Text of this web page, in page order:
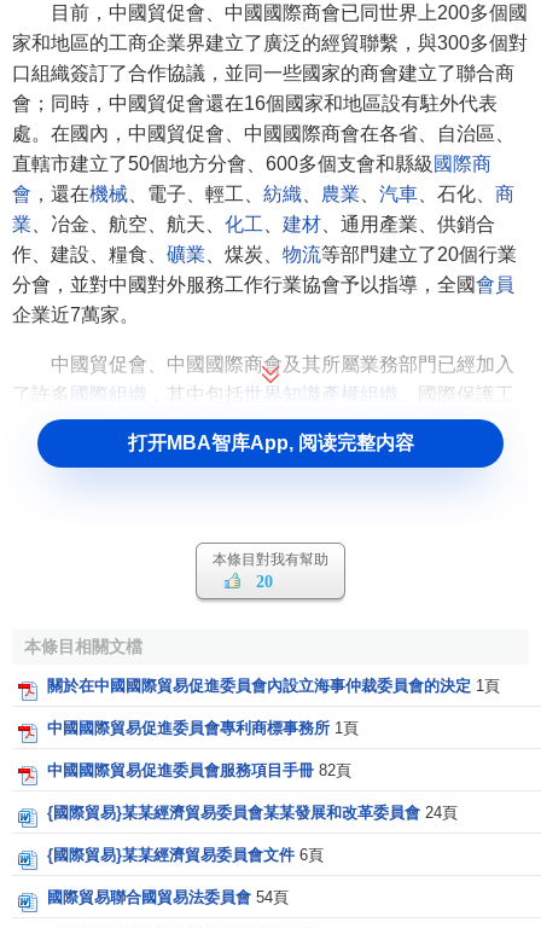
目前，中國貿促會、中國國際商會已同世界上200多個國
家和地區的工商企業界建立了廣泛的經貿聯繫，與300多個對
口組織簽訂了合作協議，並同一些國家的商會建立了聯合商
會；同時，中國貿促會還在16個國家和地區設有駐外代表
處。在國內，中國貿促會、中國國際商會在各省、自治區、
直轄市建立了50個地方分會、600多個支會和縣級 國際商
會 ，還在機械 、電子、輕工、 紡織 農業 汽車 、石化、 商
業 、冶金、航空、航天、 化工 建材 、通用產業、供銷合
作、建設、糧食、 礦業 、煤炭、 物流等部門建立了20個行業
分會，並對中國對外服務工作行業協會予以指導，全國會員
企業近7萬家。
中國貿促會、中國國際商會及其所屬業務部門已經加入
了許多 國際組織 ，其中包括世界知識產權組織
、國際保護工
業產權協會、國際許可證貿易工作者協會、國際海事委員
會、國際博覽會聯盟、國際商事仲裁機構聯合會、太平洋盆
中國國際貿易促進會組織機構
主管社團中國國際商會
中國仲裁法學研究會
中國對外工作行業協會
附設機構中國國際經濟貿易仲裁委員會
中國海事仲裁委員會
中國貿促會/中國國際商會調解中心
中國仲裁法學研究會
中國許可貿易工作者協會
打开MBA智库App, 阅读完整内容
本條目對我有幫助
20
本條目相關文檔
關於在中國國際貿易促進委員會內設立海事仲裁委員會的決定 1頁
中國國際貿易促進委員會專利商標事務所 1頁
中國國際貿易促進委員會服務項目手冊 82頁
{國際貿易}某某經濟貿易委員會某某發展和改革委員會 24頁
{國際貿易}某某經濟貿易委員會文件 6頁
國際貿易聯合國貿易法委員會 54頁